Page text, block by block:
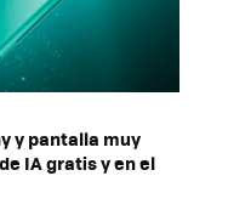
y pantalla muy
IA gratis y en el